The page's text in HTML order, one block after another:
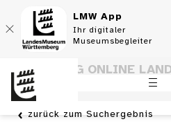
LMW App
Ihr digitaler
Museumsbegleiter
SAMMLUNG ONLINE
WÜRTTEMBERG
zurück zum Suchergebnis